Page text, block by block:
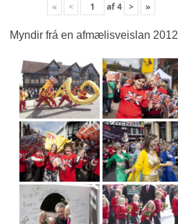
« < af4 > »
Myndir frá en afmælisveislan 2012